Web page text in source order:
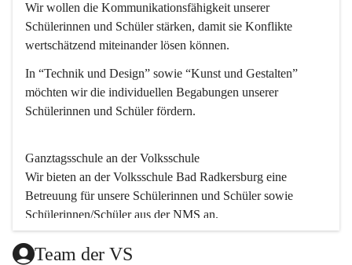
Wir wollen die Kommunikationsfähigkeit unserer
Schülerinnen und Schüler stärken, damit sie Konflikte
wertschätzend miteinander lösen können.
In “Technik und Design” sowie “Kunst und Gestalten”
möchten wir die individuellen Begabungen unserer
Schülerinnen und Schüler fördern.
Ganztagsschule an der Volksschule
Wir bieten an der Volksschule Bad Radkersburg eine
Betreuung für unsere Schülerinnen und Schüler sowie
Schülerinnen/Schüler aus der NMS an.
Der Betreuungsteil startet um 11.45 und endet um 17.30.
Team der VS